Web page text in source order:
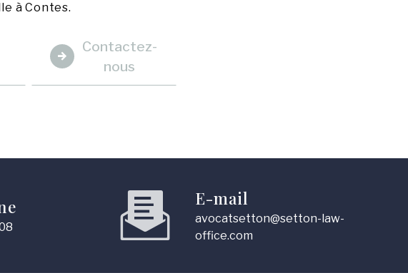
à Contes.
Contactez-
nous
E-mail
avocatsetton@setton-law-
office.com